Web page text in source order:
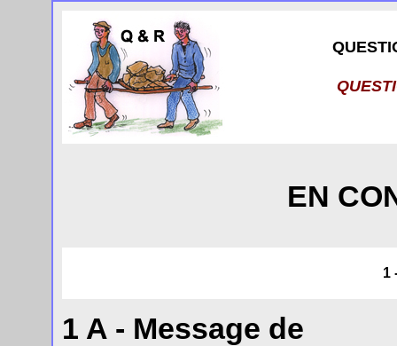
EN
1
1 A - Message de